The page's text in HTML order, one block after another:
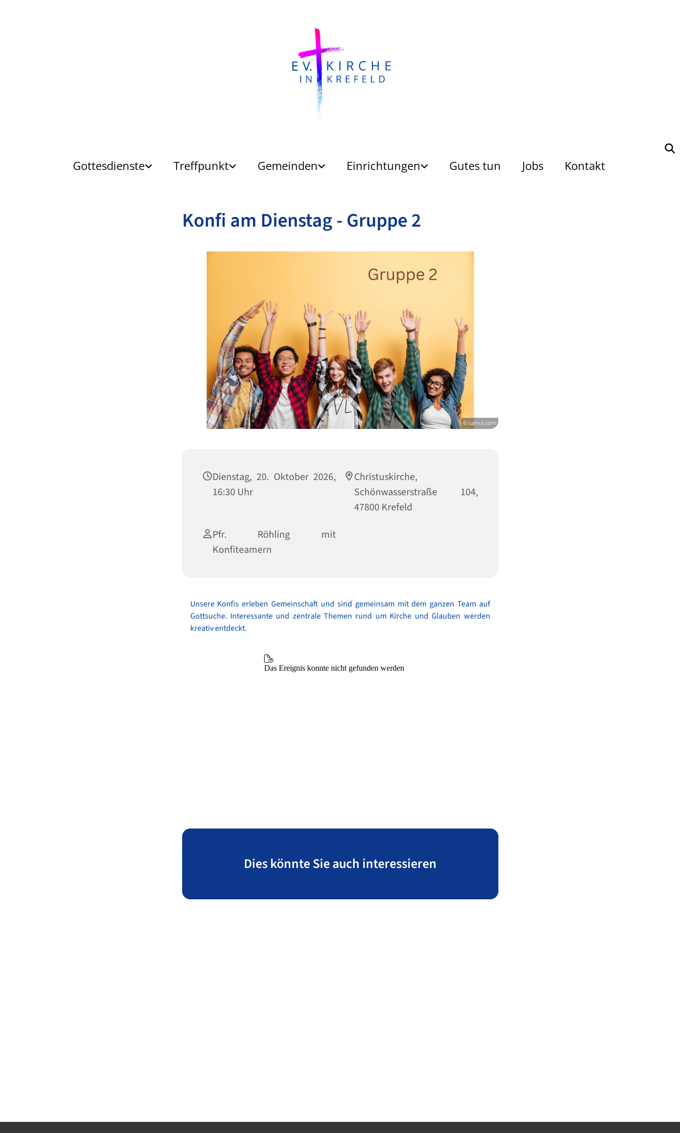
Gottesdienste Treffpunkt Gemeinden Einrichtungen Gutes tun Jobs Kontakt
Konfi am Dienstag - Gruppe 2
© canva.com
Dienstag, 20. Oktober 2026,
16:30 Uhr
Christuskirche,
Schönwasserstraße 104,
47800 Krefeld
Pfr. Röhling mit
Konfiteamern
Unsere Konfis erleben Gemeinschaft und sind gemeinsam mit dem ganzen Team auf
Gottsuche. Interessante und zentrale Themen rund um Kirche und Glauben werden
kreativ entdeckt.
Dies könnte Sie auch interessieren